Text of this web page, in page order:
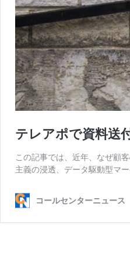
テレアポで資料送
この記事では、近年、なぜ顧
主義の浸透、データ駆動型マ
コールセンターニュース